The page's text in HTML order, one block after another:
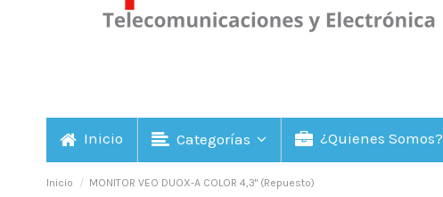
Inicio Categorías ¿Quienes Somos?
Inicio MONITOR VEO DUOX-A COLOR 4,3" (Repuesto)